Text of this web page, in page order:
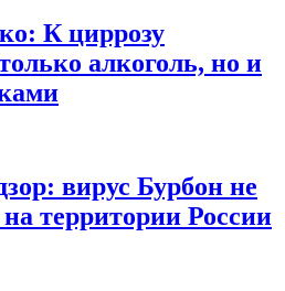
К циррозу
алкоголь, но и
вирус Бурбон не
территории России